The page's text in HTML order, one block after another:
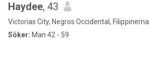
Haydee, 43
Victorias City, Negros Occidental, Filippinerna
Söker: Man 42 - 59